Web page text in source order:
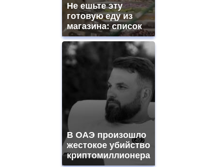
Не ешьте эту
готовую еду из
магазина: список
В ОАЭ произошло
жестокое убийство
криптомиллионера